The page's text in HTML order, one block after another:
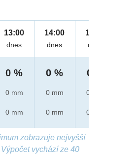
13:00
dnes
0 %
0 mm
0 mm
14:00
dnes
0 %
0 mm
0 mm
15:00
dnes
0 %
0 mm
0 mm
zobrazuje nejvyšší
vychází ze 40